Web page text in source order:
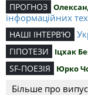
ПРОГНОЗ
інформаційних
НАШІ ІНТЕРВ’Ю
ГІПОТЕЗИ Іцхак
SF-ПОЕЗІЯ Юрко
Більше про